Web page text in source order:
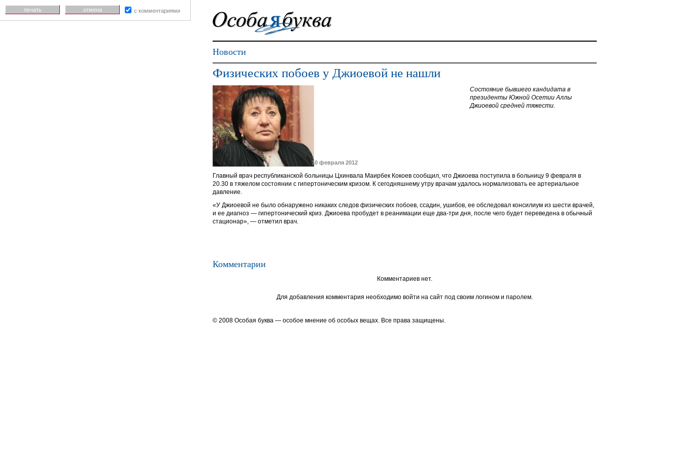
Новости
Физических побоев у Джиоевой не нашли
Состояние бывшего кандидата в
президенты Южной Осетии Аллы
Джиоевой средней тяжести.
10 февраля 2012
Главный врач республиканской больницы Цхинвала Маирбек Кокоев сообщил, что Джиоева поступила в больницу 9 февраля в
20.30 в тяжелом состоянии с гипертоническим кризом. К сегодняшнему утру врачам удалось нормализовать ее артериальное
давление.
«У Джиоевой не было обнаружено никаких следов физических побоев, ссадин, ушибов, ее обследовал консилиум из шести врачей,
и ее диагноз — гипертонический криз. Джиоева пробудет в реанимации еще два-три дня, после чего будет переведена в обычный
стационар», — отметил врач.
Комментарии
Комментариев нет.
Для добавления комментария необходимо войти на сайт под своим логином и паролем.
© 2008 Особая буква — особое мнение об особых вещах. Все права защищены.
печать отмена с комментариями